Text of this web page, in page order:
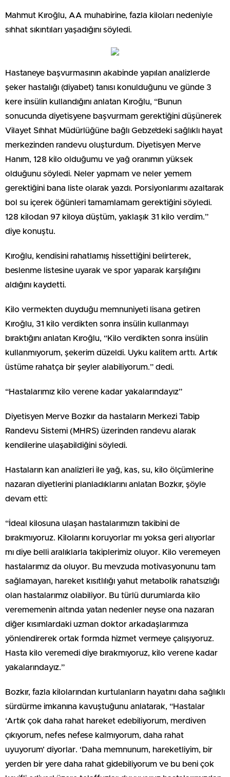
Mahmut Kıroğlu, AA muhabirine, fazla kiloları nedeniyle
sıhhat sıkıntıları yaşadığını söyledi.
Hastaneye başvurmasının akabinde yapılan analizlerde
şeker hastalığı (diyabet) tanısı konulduğunu ve günde 3
kere insülin kullandığını anlatan Kıroğlu, “Bunun
sonucunda diyetisyene başvurmam gerektiğini düşünerek
Vilayet Sıhhat Müdürlüğüne bağlı Gebze’deki sağlıklı hayat
merkezinden randevu oluşturdum. Diyetisyen Merve
Hanım, 128 kilo olduğumu ve yağ oranımın yüksek
olduğunu söyledi. Neler yapmam ve neler yemem
gerektiğini bana liste olarak yazdı. Porsiyonlarımı azaltarak
bol su içerek öğünleri tamamlamam gerektiğini söyledi.
128 kilodan 97 kiloya düştüm, yaklaşık 31 kilo verdim.”
diye konuştu.
Kıroğlu, kendisini rahatlamış hissettiğini belirterek,
beslenme listesine uyarak ve spor yaparak karşılığını
aldığını kaydetti.
Kilo vermekten duyduğu memnuniyeti lisana getiren
Kıroğlu, 31 kilo verdikten sonra insülin kullanmayı
bıraktığını anlatan Kıroğlu, “Kilo verdikten sonra insülin
kullanmıyorum, şekerim düzeldi. Uyku kalitem arttı. Artık
üstüme rahatça bir şeyler alabiliyorum.” dedi.
“Hastalarımız kilo verene kadar yakalarındayız”
Diyetisyen Merve Bozkır da hastaların Merkezi Tabip
Randevu Sistemi (MHRS) üzerinden randevu alarak
kendilerine ulaşabildiğini söyledi.
Hastaların kan analizleri ile yağ, kas, su, kilo ölçümlerine
nazaran diyetlerini planladıklarını anlatan Bozkır, şöyle
devam etti:
“İdeal kilosuna ulaşan hastalarımızın takibini de
bırakmıyoruz. Kilolarını koruyorlar mı yoksa geri alıyorlar
mı diye belli aralıklarla takiplerimiz oluyor. Kilo veremeyen
hastalarımız da oluyor. Bu mevzuda motivasyonunu tam
sağlamayan, hareket kısıtlılığı yahut metabolik rahatsızlığı
olan hastalarımız olabiliyor. Bu türlü durumlarda kilo
verememenin altında yatan nedenler neyse ona nazaran
diğer kısımlardaki uzman doktor arkadaşlarımıza
yönlendirerek ortak formda hizmet vermeye çalışıyoruz.
Hasta kilo veremedi diye bırakmıyoruz, kilo verene kadar
yakalarındayız.”
Bozkır, fazla kilolarından kurtulanların hayatını daha sağlıklı
sürdürme imkanına kavuştuğunu anlatarak, “Hastalar
‘Artık çok daha rahat hareket edebiliyorum, merdiven
çıkıyorum, nefes nefese kalmıyorum, daha rahat
uyuyorum’ diyorlar. ‘Daha memnunum, hareketliyim, bir
yerden bir yere daha rahat gidebiliyorum ve bu beni çok